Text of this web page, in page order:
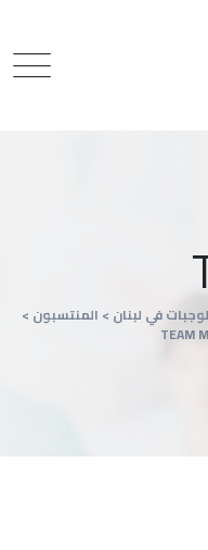
في لبنان > المنتسبون >
TEAM